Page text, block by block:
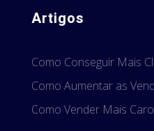
Artigos
Como Conseguir Mais
Como Aumentar as
Como Vender Mais Caro